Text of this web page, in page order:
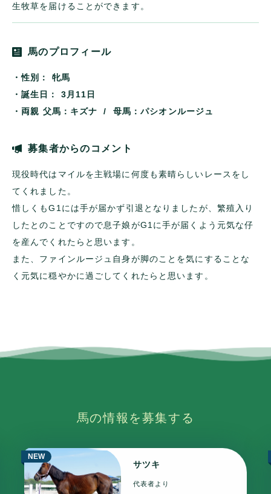
生牧草を届けることができます。
馬のプロフィール
・性別：
牝馬
・誕生日：
3月11日
・両親 父馬：キズナ / 母馬：パシオンルージュ
募集者からのコメント
現役時代はマイルを主戦場に何度も素晴らしいレースをし
てくれました。
惜しくもG1には手が届かず引退となりましたが、繁殖入り
したとのことですので息子娘がG1に手が届くよう元気な仔
を産んでくれたらと思います。
また、ファインルージュ自身が脚のことを気にすることな
く元気に穏やかに過ごしてくれたらと思います。
馬の情報を募集する
NEW
サツキ
代表者より